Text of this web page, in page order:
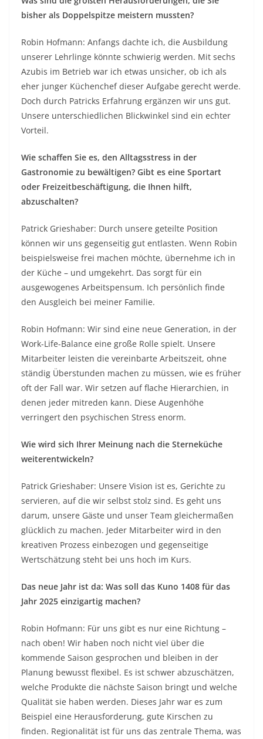
bisher als Doppelspitze meistern mussten?
Robin Hofmann: Anfangs dachte ich, die Ausbildung
unserer Lehrlinge könnte schwierig werden. Mit sechs
Azubis im Betrieb war ich etwas unsicher, ob ich als
eher junger Küchenchef dieser Aufgabe gerecht werde.
Doch durch Patricks Erfahrung ergänzen wir uns gut.
Unsere unterschiedlichen Blickwinkel sind ein echter
Vorteil.
Wie schaffen Sie es, den Alltagsstress in der
Gastronomie zu bewältigen? Gibt es eine Sportart
oder Freizeitbeschäftigung, die Ihnen hilft,
abzuschalten?
Patrick Grieshaber: Durch unsere geteilte Position
können wir uns gegenseitig gut entlasten. Wenn Robin
beispielsweise frei machen möchte, übernehme ich in
der Küche – und umgekehrt. Das sorgt für ein
ausgewogenes Arbeitspensum. Ich persönlich finde
den Ausgleich bei meiner Familie.
Robin Hofmann: Wir sind eine neue Generation, in der
Work-Life-Balance eine große Rolle spielt. Unsere
Mitarbeiter leisten die vereinbarte Arbeitszeit, ohne
ständig Überstunden machen zu müssen, wie es früher
oft der Fall war. Wir setzen auf flache Hierarchien, in
denen jeder mitreden kann. Diese Augenhöhe
verringert den psychischen Stress enorm.
Wie wird sich Ihrer Meinung nach die Sterneküche
weiterentwickeln?
Patrick Grieshaber: Unsere Vision ist es, Gerichte zu
servieren, auf die wir selbst stolz sind. Es geht uns
darum, unsere Gäste und unser Team gleichermaßen
glücklich zu machen. Jeder Mitarbeiter wird in den
kreativen Prozess einbezogen und gegenseitige
Wertschätzung steht bei uns hoch im Kurs.
Das neue Jahr ist da: Was soll das Kuno 1408 für das
Jahr 2025 einzigartig machen?
Robin Hofmann: Für uns gibt es nur eine Richtung –
nach oben! Wir haben noch nicht viel über die
kommende Saison gesprochen und bleiben in der
Planung bewusst flexibel. Es ist schwer abzuschätzen,
welche Produkte die nächste Saison bringt und welche
Qualität sie haben werden. Dieses Jahr war es zum
Beispiel eine Herausforderung, gute Kirschen zu
finden. Regionalität ist für uns das zentrale Thema, was